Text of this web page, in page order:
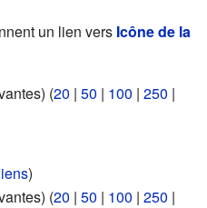
un lien vers Icône de la
(20 | 50 | 100 | 250 |
)
(20 | 50 | 100 | 250 |